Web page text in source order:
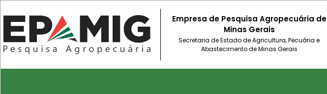
Empresa de Pesquisa Agropecuária de
Minas Gerais
Secretaria de Estado de Agricultura, Pecuária e
Abastecimento de Minas Gerais